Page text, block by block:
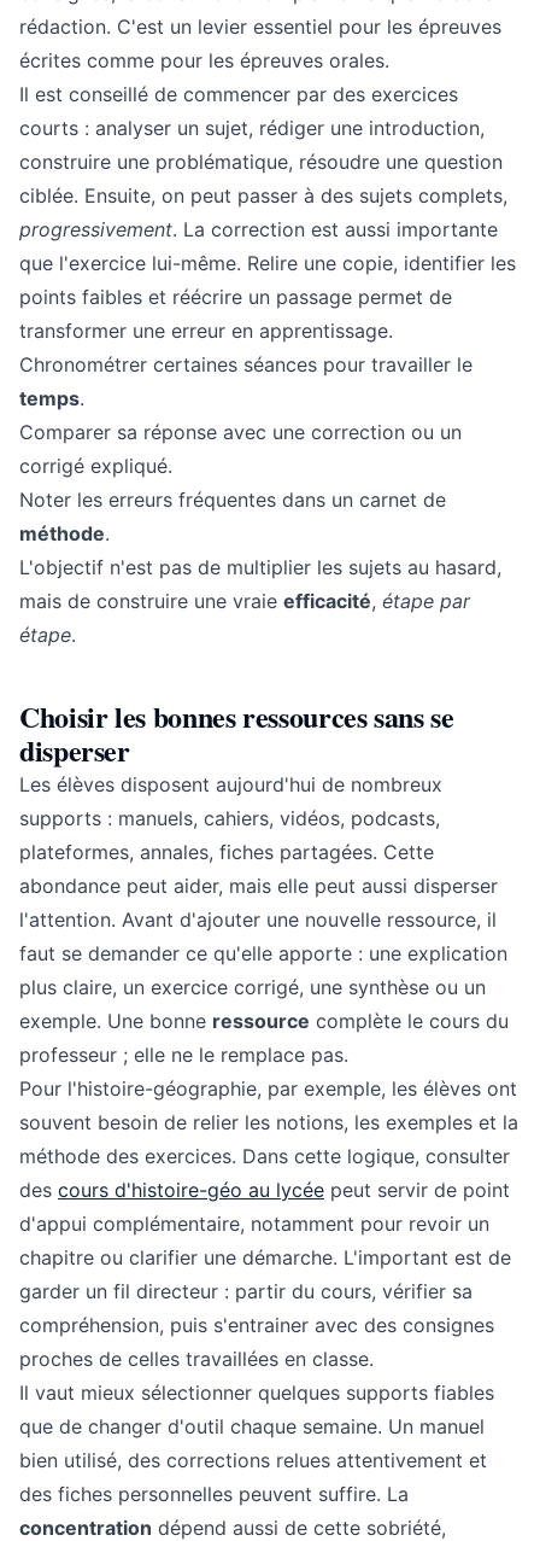
rédaction. C'est un levier essentiel pour les épreuves
écrites comme pour les épreuves orales.
Il est conseillé de commencer par des exercices
courts : analyser un sujet, rédiger une introduction,
construire une problématique, résoudre une question
ciblée. Ensuite, on peut passer à des sujets complets,
progressivement. La correction est aussi importante
que l'exercice lui-même. Relire une copie, identifier les
points faibles et réécrire un passage permet de
transformer une erreur en apprentissage.
Chronométrer certaines séances pour travailler le
temps.
Comparer sa réponse avec une correction ou un
corrigé expliqué.
Noter les erreurs fréquentes dans un carnet de
méthode.
L'objectif n'est pas de multiplier les sujets au hasard,
mais de construire une vraie efficacité, étape par
étape.
Choisir les bonnes ressources sans se
disperser
Les élèves disposent aujourd'hui de nombreux
supports : manuels, cahiers, vidéos, podcasts,
plateformes, annales, fiches partagées. Cette
abondance peut aider, mais elle peut aussi disperser
l'attention. Avant d'ajouter une nouvelle ressource, il
faut se demander ce qu'elle apporte : une explication
plus claire, un exercice corrigé, une synthèse ou un
exemple. Une bonne ressource complète le cours du
professeur ; elle ne le remplace pas.
Pour l'histoire-géographie, par exemple, les élèves ont
souvent besoin de relier les notions, les exemples et la
méthode des exercices. Dans cette logique, consulter
des cours d'histoire-géo au lycée peut servir de point
d'appui complémentaire, notamment pour revoir un
chapitre ou clarifier une démarche. L'important est de
garder un fil directeur : partir du cours, vérifier sa
compréhension, puis s'entrainer avec des consignes
proches de celles travaillées en classe.
Il vaut mieux sélectionner quelques supports fiables
que de changer d'outil chaque semaine. Un manuel
bien utilisé, des corrections relues attentivement et
des fiches personnelles peuvent suffire. La
concentration dépend aussi de cette sobriété,